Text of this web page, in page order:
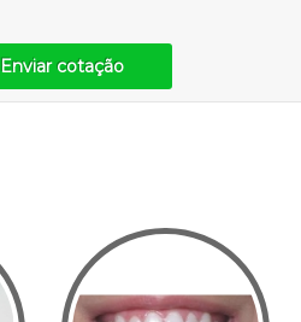
Enviar cotação